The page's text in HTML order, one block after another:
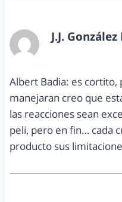
J.J.
Albert Badia: es
manejaran creo que
las reacciones sean
peli, pero en fin… cada
producto sus